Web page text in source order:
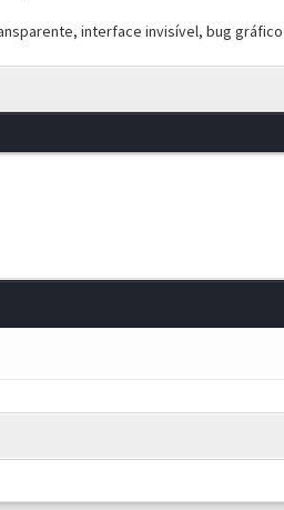
interface invisível, bug gráfico